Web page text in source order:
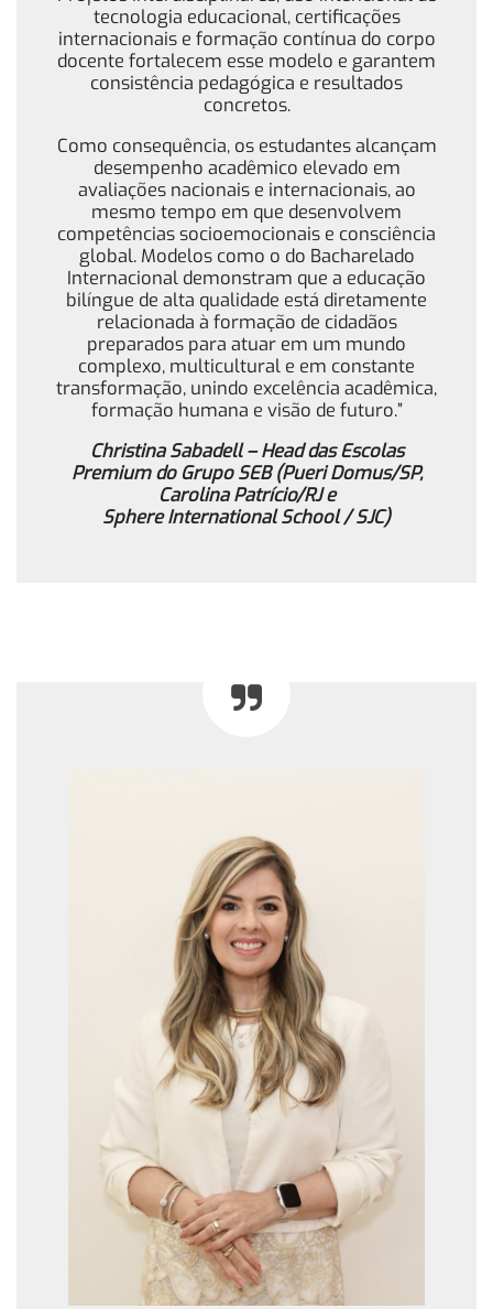
tecnologia educacional, certificações
internacionais e formação contínua do corpo
docente fortalecem esse modelo e garantem
consistência pedagógica e resultados
concretos.
Como consequência, os estudantes alcançam
desempenho acadêmico elevado em
avaliações nacionais e internacionais, ao
mesmo tempo em que desenvolvem
competências socioemocionais e consciência
global. Modelos como o do Bacharelado
Internacional demonstram que a educação
bilíngue de alta qualidade está diretamente
relacionada à formação de cidadãos
preparados para atuar em um mundo
complexo, multicultural e em constante
transformação, unindo excelência acadêmica,
formação humana e visão de futuro.”
Christina Sabadell – Head das Escolas
Premium do Grupo SEB (Pueri Domus/SP,
Carolina Patrício/RJ e
Sphere International School / SJC)